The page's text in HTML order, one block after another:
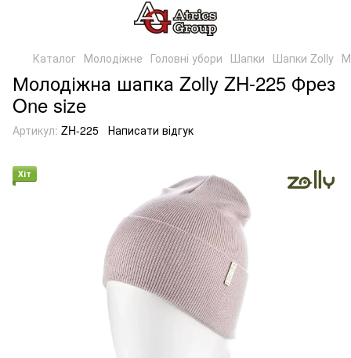
Каталог Молодіжне Головні убори Шапки Шапки Zolly
Молодіжна шапка Zolly ZH-225 Фрез
One size
Артикул: ZH-225 Написати відгук
Хіт